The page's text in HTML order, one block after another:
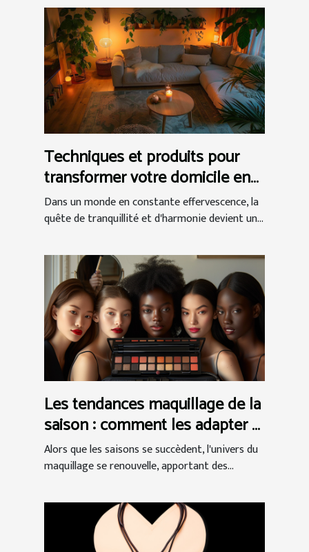
Techniques et produits pour
transformer votre domicile en
un sanctuaire de détente et de
relaxation
Dans un monde en constante effervescence, la
quête de tranquillité et d'harmonie devient un...
Les tendances maquillage de la
saison : comment les adapter à
votre routine quotidienne
Alors que les saisons se succèdent, l'univers du
maquillage se renouvelle, apportant des...